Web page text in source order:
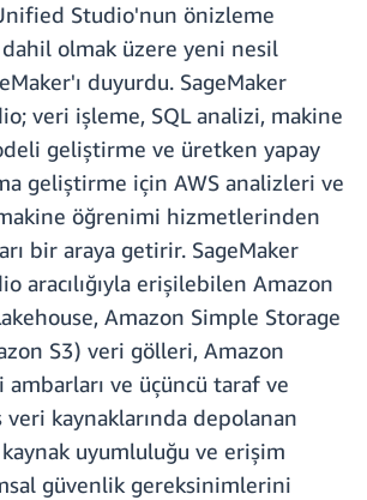
Studio'nun önizleme
dahil olmak üzere yeni nesil
duyurdu. SageMaker
veri işleme, SQL analizi, makine
geliştirme ve üretken yapay
geliştirme için AWS analizleri ve
öğrenimi hizmetlerinden
bir araya getirir. SageMaker
aracılığıyla erişilebilen Amazon
Amazon Simple Storage
S3) veri gölleri, Amazon
ve üçüncü taraf ve
kaynaklarında depolanan
uyumluluğu ve erişim
güvenlik gereksinimlerini